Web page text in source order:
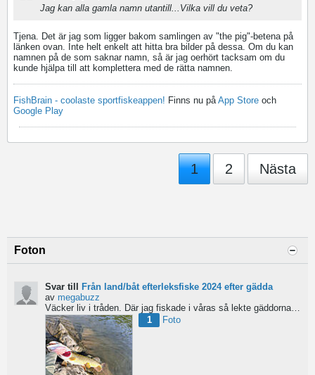
Jag kan alla gamla namn utantill...Vilka vill du veta?
Tjena. Det är jag som ligger bakom samlingen av "the pig"-betena på
länken ovan. Inte helt enkelt att hitta bra bilder på dessa. Om du kan
namnen på de som saknar namn, så är jag oerhört tacksam om du
kunde hjälpa till att komplettera med de rätta namnen.
FishBrain - coolaste sportfiskeappen! Finns nu påApp Store och
Google Play
1 2 Nästa
Foton
Svar till
Från land/båt efterleksfiske 2024 efter gädda
av megabuzz
Väcker liv i tråden. Där jag fiskade i våras så lekte gäddorna från början av mars hela vägen in i juni...
1
Foto